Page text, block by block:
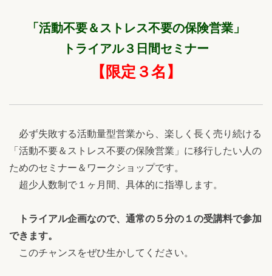
「活動不要＆ストレス不要の保険営業」
トライアル３日間セミナー
【限定３名】
必ず失敗する活動量型営業から、楽しく長く売り続ける
「活動不要＆ストレス不要の保険営業」に移行したい人の
ためのセミナー＆ワークショップです。
超少人数制で１ヶ月間、具体的に指導します。
トライアル企画なので、通常の５分の１の受講料で参加
できます。
このチャンスをぜひ生かしてください。